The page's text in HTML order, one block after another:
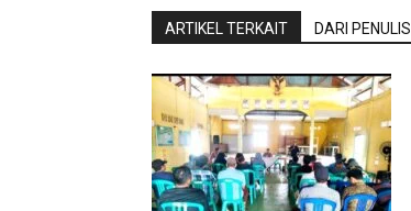
ARTIKEL TERKAIT DARI PENULIS